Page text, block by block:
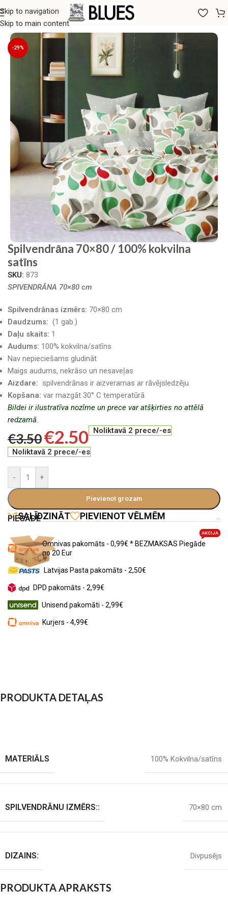
Skip to navigation
Skip to main content
Sākums/Gultas veļa/Spilvendrānas/70x80 Spilvendrānas
-29%
Spilvendrāna 70×80 / 100% kokvilna
satīns
SKU: 873
SPIVENDRĀNA 70×80 cm
Spilvendrānas izmērs: 70×80 cm
Daudzums: (1 gab.)
Daļu skaits: 1
Audums: 100% kokvilna/satīns
Nav nepieciešams gludināt
Maigs audums, nekrāso un nesaveļas
Aizdare: spilvendrānas ir aizveramas ar rāvējsledzēju
Kopšana: var mazgāt 30° C temperatūrā
Bildei ir ilustratīva nozīme un prece var atšķirties no attēlā
redzamā.
€3.50€2.50 Noliktavā 2 prece/-es
Noliktavā 2 prece/-es
- +
Pievienot grozam
SALĪDZINĀT PIEVIENOT VĒLMĒM
PIEGĀDE
Omnivas pakomāts - 0,99€ * BEZMAKSAS Piegāde
no 20 Eur
AKCIJA
Latvijas Pasta pakomāts - 2,50€
DPD pakomāts - 2,99€
Unisend pakomāti - 2,99€
Kurjers - 4,99€
PRODUKTA DETAĻAS
MATERIĀLS 100% Kokvilna/satīns
SPILVENDRĀNU IZMĒRS:: 70×80 cm
DIZAINS: Divpusējs
PRODUKTA APRAKSTS